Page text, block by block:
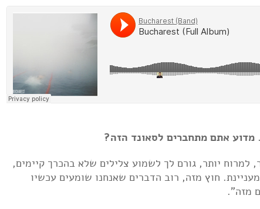
מדוע אתם מתחברים לסאונד הזה?
יותר, גורם לך לשמוע צלילים שלא בהכרך קיימים,
חוץ מזה, רוב הדברים שאנחנו שומעים עכשיו
מזה".